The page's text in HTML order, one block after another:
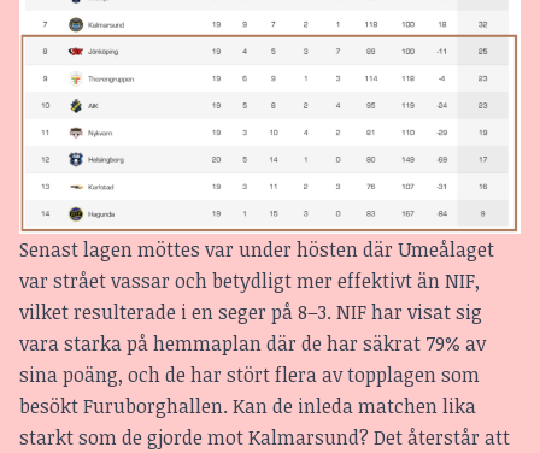
Senast lagen möttes var under hösten där Umeålaget
var strået vassar och betydligt mer effektivt än NIF,
vilket resulterade i en seger på 8–3. NIF har visat sig
vara starka på hemmaplan där de har säkrat 79% av
sina poäng, och de har stört flera av topplagen som
besökt Furuborghallen. Kan de inleda matchen lika
starkt som de gjorde mot Kalmarsund? Det återstår att